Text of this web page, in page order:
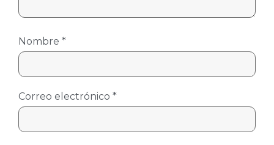
Nombre *
Correo electrónico *